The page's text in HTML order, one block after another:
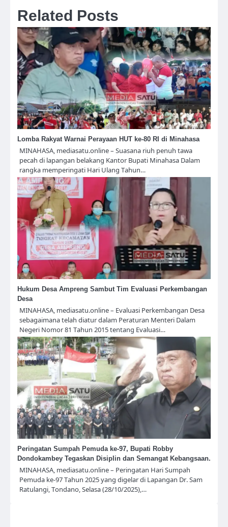
Related Posts
Lomba Rakyat Warnai Perayaan HUT ke-80 RI di Minahasa
MINAHASA, mediasatu.online – Suasana riuh penuh tawa
pecah di lapangan belakang Kantor Bupati Minahasa Dalam
rangka memperingati Hari Ulang Tahun…
Hukum Desa Ampreng Sambut Tim Evaluasi Perkembangan
Desa
MINAHASA, mediasatu.online – Evaluasi Perkembangan Desa
sebagaimana telah diatur dalam Peraturan Menteri Dalam
Negeri Nomor 81 Tahun 2015 tentang Evaluasi…
Peringatan Sumpah Pemuda ke-97, Bupati Robby
Dondokambey Tegaskan Disiplin dan Semangat Kebangsaan.
MINAHASA, mediasatu.online – Peringatan Hari Sumpah
Pemuda ke-97 Tahun 2025 yang digelar di Lapangan Dr. Sam
Ratulangi, Tondano, Selasa (28/10/2025),…